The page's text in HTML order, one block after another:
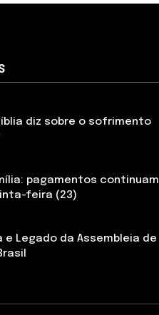
diz sobre o sofrimento
pagamentos continuam
feira (23)
e Legado da Assembleia de